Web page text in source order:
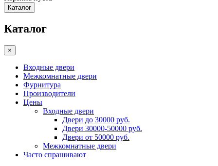
Каталог
Каталог
×
Входные двери
Межкомнатные двери
Фурнитура
Производители
Цены
Входные двери
Двери до 30000 руб.
Двери 30000-50000 руб.
Двери от 50000 руб.
Межкомнатные двери
Часто спрашивают